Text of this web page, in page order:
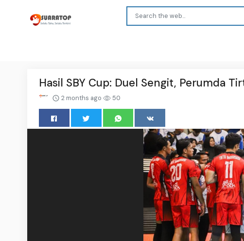
Hasil SBY Cup: Duel Sengit, Perumda
2 months ago 50